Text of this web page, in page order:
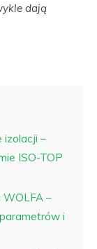
dają
izolacji –
ISO-TOP
WOLFA –
i